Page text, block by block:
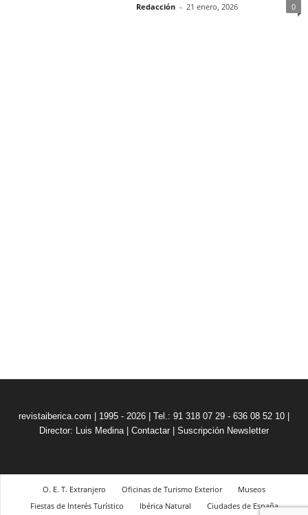
Redacción - 21 enero, 2026 0
revistaiberica.com | 1995 - 2026 | Tel.: 91 318 07 29 - 636 08 52 10 |
Director: Luis Medina | Contactar | Suscripción Newsletter
O. E. T. Extranjero Oficinas de Turismo Exterior
Museos
Fiestas de Interés Turístico
Ibérica Natural Ciudades de España